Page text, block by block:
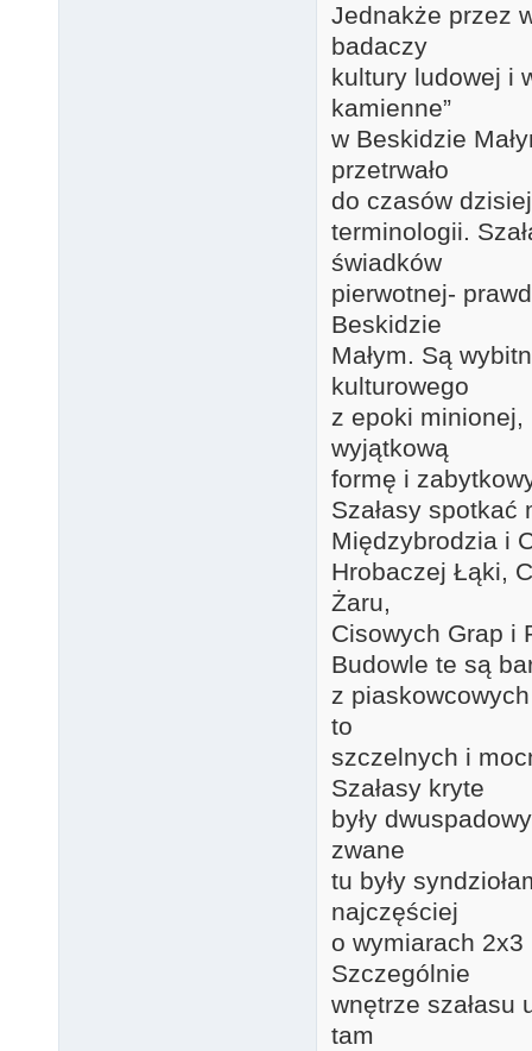
Jednakże przez
badaczy
kultury ludowej i
kamienne”
w Beskidzie
przetrwało
do czasów
terminologii.
świadków
pierwotnej-
Beskidzie
Małym. Są
kulturowego
z epoki minionej,
wyjątkową
formę i
Szałasy spotkać
Międzybrodzia i
Hrobaczej Łąki,
Żaru,
Cisowych Grap i
Budowle te są
z
to
szczelnych i
Szałasy kryte
były
zwane
tu były
najczęściej
o wymiarach
Szczególnie
wnętrze szałasu
tam